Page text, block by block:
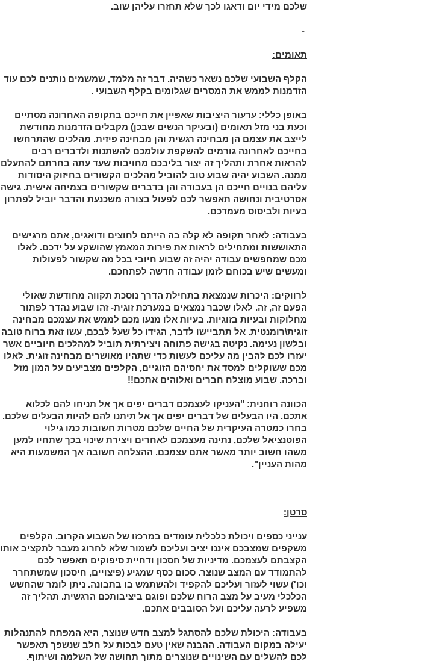
שלכם מידי יום ודאגו לכך שלא תחזרו עליהן שוב.
-
תאומים:
הקלף השבועי שלכם נשאר כשהיה. דבר זה מלמד, שמשמים נותנים לכם עוד
הזדמנות לממש את המסרים שגלומים בקלף השבועי .
באופן כללי: ערעור היציבות שאפיין את חייכם בתקופה האחרונה מסתיים
וכעת בני מזל תאומים (ובעיקר הנשים שבכן) מקבלים הזדמנות מחודשת
לייצב את עצמם הן מבחינה רגשית והן מבחינה פיזית. מהלכים שהתרחשו
בחייכם לאחרונה גורמים להשקפת עולמכם להשתנות ולדברים רבים
להראות אחרת ותהליך זה יצור בליבכם מחויבות שעד עתה בחרתם להתעלם
ממנה. השבוע יהיה שבוע טוב להוביל מהלכים הקשורים בחיזוק היסודות
עליהם בנויים חייכם הן בעבודה והן בדברים שקשורים בצמיחה אישית. גישה
אסרטיבית ונחושה תאפשר לכם לפעול בצורה משכנעת והדבר יוביל לפתרון
בעיות ולביסוס מעמדכם.
בעבודה: לאחר תקופה לא קלה בה הייתם לחוצים ודואגים, אתם מרגישים
התאוששות ומתחילים לראות את פירות המאמץ שהושקע על ידכם. לאלו
מכם שמחפשים עבודה יהיה זה שבוע חיובי בכל מה שקשור לפעולות
ומעשים שיש בכוחם לזמן עבודה חדשה לפתחכם.
לרווקים: היכרות שנמצאת בתחילת הדרך נוסכת תקווה מחודשת שאולי
הפעם זה, זה. לאלו שכבר נמצאים במערכת זוגית- זהו שבוע נהדר לפתור
מחלוקות ובעיות בזוגיות. בעיות אלו מנעו מכם לממש את עצמכם מבחינה
זוגית\רומנטית. אל תתביישו לדבר, הגידו כל שעל לבכם, עשו זאת ברוח טובה
ובלשון נעימה. נקיטה בגישה פתוחה ויצירתית תוביל למהלכים חיוביים אשר
יעזרו לכם להבין מה עליכם לעשות כדי שתהיו מאושרים מבחינה זוגית. לאלו
מכם ששוקלים למסד את יחסיהם הזוגיים, הקלפים מצביעים על המון מזל
וברכה. שבוע מוצלח חברים ואלוהים אתכם!!
הכוונה רוחנית: "העניקו לעצמכם דברים יפים אך אל תניחו להם לכלוא
אתכם. היו הבעלים של דברים יפים אך אל תיתנו להם להיות הבעלים שלכם.
בחרו כמטרה העיקרית של החיים שלכם מטרות חשובות כמו גילוי
הפוטנציאל שלכם, נתינה מעצמכם לאחרים ויצירת שינוי בכך שתחיו למען
משהו חשוב יותר מאשר אתם עצמכם. ההצלחה חשובה אך המשמעות היא
מהות העניין".
סרטן:
ענייני כספים ויכולת כלכלית עומדים במרכזו של השבוע הקרוב. הקלפים
משקפים שמצבכם איננו יציב ועליכם לשמור שלא לחרוג מעבר לתקציב אותו
הקצבתם לעצמכם. מדיניות של חסכון ודחיית סיפוקים תאפשר לכם
להתמודד עם המצב שנוצר. סכום כסף שמגיע (פיצויים, חיסכון שמשתחרר
וכו') עשוי לעזור ועליכם להקפיד ולהשתמש בו בתבונה. ניתן לומר שהחשש
הכלכלי מעיב על מצב הרוח שלכם ופוגם ביציבותכם הרגשית. תהליך זה
משפיע לרעה עליכם ועל הסובבים אתכם.
בעבודה: היכולת שלכם להסתגל למצב חדש שנוצר, היא המפתח להתנהלות
יעילה במקום העבודה. ההבנה שאין טעם לבכות על חלב שנשפך תאפשר
לכם להשלים עם השינויים שנוצרים מתוך תחושה של השלמה ושיתוף.